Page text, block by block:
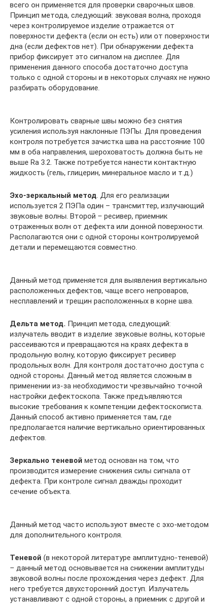
всего он применяется для проверки сварочных швов.
Принцип метода, следующий: звуковая волна, проходя
через контролируемое изделие отражается от
поверхности дефекта (если он есть) или от поверхности
дна (если дефектов нет). При обнаружении дефекта
прибор фиксирует это сигналом на дисплее. Для
применения данного способа достаточно доступа
только с одной стороны и в некоторых случаях не нужно
разбирать оборудование.
Контролировать сварные швы можно без снятия
усиления используя наклонные ПЭПы. Для проведения
контроля потребуется зачистка шва на расстояние 100
мм в оба направления, шероховатость должна быть не
выше Ra 3.2. Также потребуется нанести контактную
жидкость (гель, глицерин, минеральное масло и т.д.)
Эхо-зеркальный метод. Для его реализации
используется 2 ПЭПа один – трансмиттер, излучающий
звуковые волны. Второй – ресивер, приемник
отраженных волн от дефекта или донной поверхности.
Располагаются они с одной стороны контролируемой
детали и перемещаются совместно.
Данный метод применяется для выявления вертикально
расположенных дефектов, чаще всего непроваров,
несплавлений и трещин расположенных в корне шва.
Дельта метод. Принцип метода, следующий:
излучатель вводит в изделие звуковые волны, которые
рассеиваются и превращаются на краях дефекта в
продольную волну, которую фиксирует ресивер
продольных волн. Для контроля достаточно доступа с
одной стороны. Данный метод является сложным в
применении из-за необходимости чрезвычайно точной
настройки дефектоскопа. Также предъявляются
высокие требования к компетенции дефектоскописта.
Данный способ активно применяется там, где
предполагается наличие вертикально ориентированных
дефектов.
Зеркально теневой метод основан на том, что
производится измерение снижения силы сигнала от
дефекта. При контроле сигнал дважды проходит
сечение объекта.
Данный метод часто используют вместе с эхо-методом
для дополнительного контроля.
Теневой (в некоторой литературе амплитудно-теневой)
– данный метод основывается на снижении амплитуды
звуковой волны после прохождения через дефект. Для
него требуется двухсторонний доступ. Излучатель
устанавливают с одной стороны, а приемник с другой и